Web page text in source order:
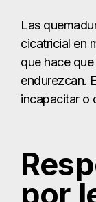
por
acciones
lesiones